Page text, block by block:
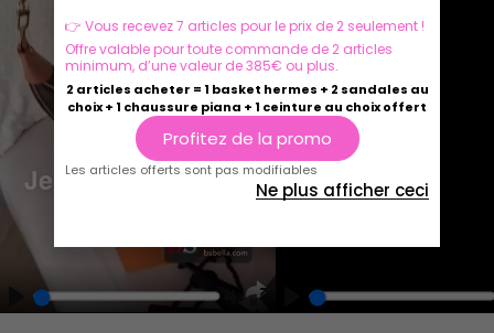
Play Unmute
Enter
Play Play
👉 Vous recevez 7 articles pour le prix de 2 seulement !
Offre valable pour toute commande de 2 articles
minimum, d’une valeur de 385€ ou plus.
2 articles acheter = 1 basket hermes + 2 sandales au
choix + 1 chaussure piana + 1 ceinture au choix offert
Profitez de la promo
Les articles offerts sont pas modifiables
Ne plus afficher ceci